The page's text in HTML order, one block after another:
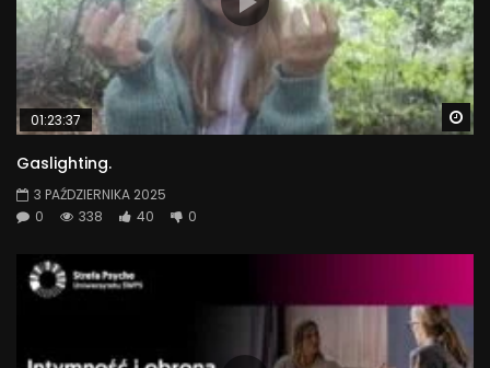
01:23:37
Gaslighting.
3 PAŹDZIERNIKA 2025
0
338 40 0